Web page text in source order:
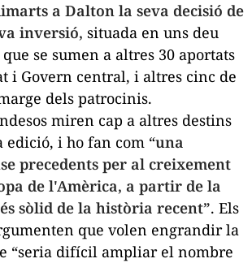
a Dalton la seva decisió de
inversió, situada en uns deu
se sumen a altres 30 aportats
i Govern central, i altres cinc de
dels patrocinis.
miren cap a altres destins
i ho fan com “una
precedents per al creixement
de l'Amèrica, a partir de la
sòlid de la història recent”. Els
que volen engrandir la
“seria difícil ampliar el nombre